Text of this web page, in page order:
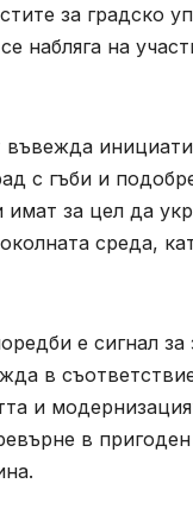
за градско
набляга на
въвежда
с гъби и
за цел да
среда,
е сигнал
в
и
в